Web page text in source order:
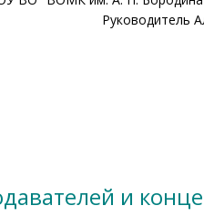
Руководитель
и